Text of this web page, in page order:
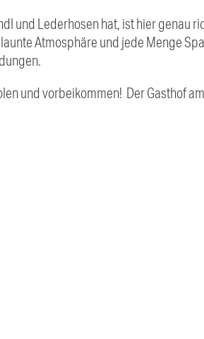
und Lederhosen hat, ist hier genau
Atmosphäre und jede Menge
und vorbeikommen! Der Gasthof